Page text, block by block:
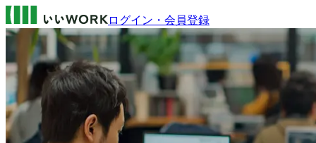
ログイン・会員登録